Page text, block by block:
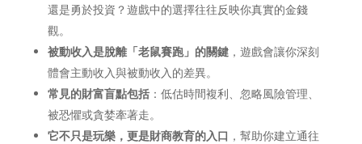
還是勇於投資？遊戲中的選擇往往反映你真實的金錢
觀。
被動收入是脫離「老鼠賽跑」的關鍵，遊戲會讓你深刻
體會主動收入與被動收入的差異。
常見的財富盲點包括：低估時間複利、忽略風險管理、
被恐懼或貪婪牽著走。
它不只是玩樂，更是財商教育的入口 ，幫助你建立通往